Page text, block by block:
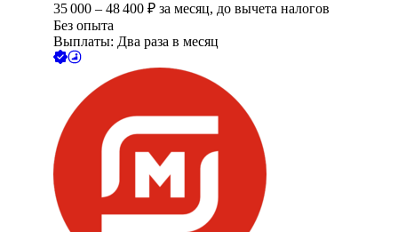
35 000 – 48 400 ₽ за месяц, до вычета налогов
Без опыта
Выплаты: Два раза в месяц